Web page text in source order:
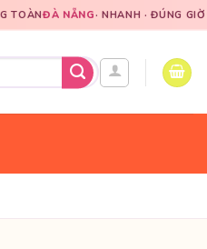
· NHANH · ĐÚNG GIỜ✦ 🎀